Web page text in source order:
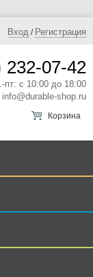
Вход / Регистрация
232-07-42
пт: с 10:00 до 18:00
info@durable-shop.ru
Корзина